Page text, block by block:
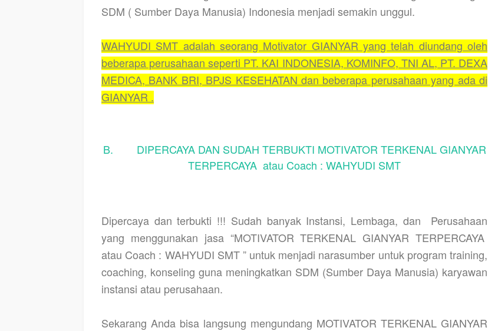
SDM ( Sumber Daya Manusia) Indonesia menjadi semakin unggul.
WAHYUDI SMT adalah seorang Motivator GIANYAR yang telah diundang oleh
beberapa perusahaan seperti PT. KAI INDONESIA, KOMINFO, TNI AL, PT. DEXA
MEDICA, BANK BRI, BPJS KESEHATAN dan beberapa perusahaan yang ada di
GIANYAR .
B. DIPERCAYA DAN SUDAH TERBUKTI MOTIVATOR TERKENAL GIANYAR
TERPERCAYA atau Coach : WAHYUDI SMT
Dipercaya dan terbukti !!! Sudah banyak Instansi, Lembaga, dan
Perusahaan
yang menggunakan jasa “MOTIVATOR TERKENAL GIANYAR TERPERCAYA
atau Coach : WAHYUDI SMT ” untuk menjadi narasumber untuk program training,
coaching, konseling guna meningkatkan SDM (Sumber Daya Manusia) karyawan
instansi atau perusahaan.
Sekarang Anda bisa langsung mengundang MOTIVATOR TERKENAL GIANYAR